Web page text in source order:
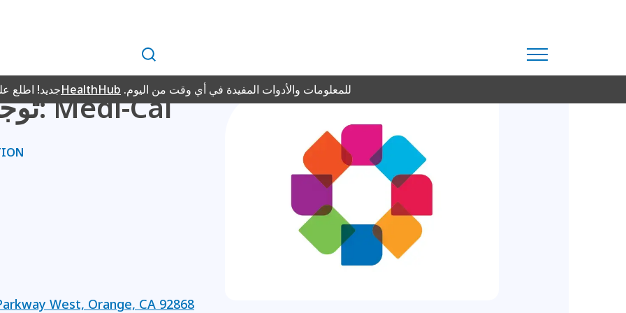
بحث
جديد! اطلعHealthHub للمعلومات والأدوات المفيدة في أي وقت من اليوم.توجيه الأعضاء الجدد: Medi-Cal
West, Orange, CA 92868